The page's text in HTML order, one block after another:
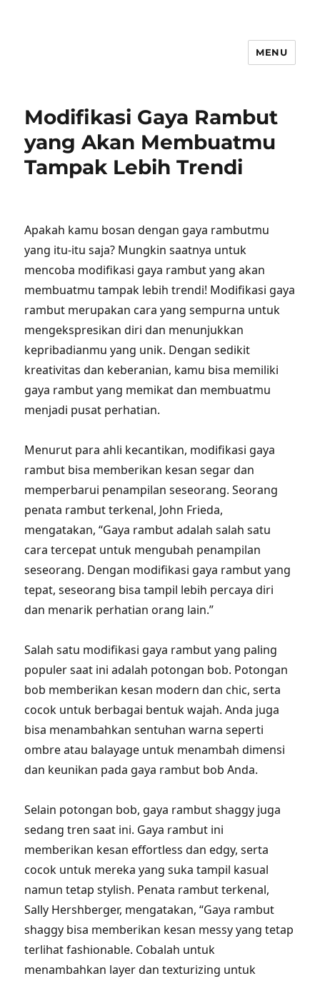
MENU
Modifikasi Gaya Rambut
yang Akan Membuatmu
Tampak Lebih Trendi
Apakah kamu bosan dengan gaya rambutmu
yang itu-itu saja? Mungkin saatnya untuk
mencoba modifikasi gaya rambut yang akan
membuatmu tampak lebih trendi! Modifikasi gaya
rambut merupakan cara yang sempurna untuk
mengekspresikan diri dan menunjukkan
kepribadianmu yang unik. Dengan sedikit
kreativitas dan keberanian, kamu bisa memiliki
gaya rambut yang memikat dan membuatmu
menjadi pusat perhatian.
Menurut para ahli kecantikan, modifikasi gaya
rambut bisa memberikan kesan segar dan
memperbarui penampilan seseorang. Seorang
penata rambut terkenal, John Frieda,
mengatakan, “Gaya rambut adalah salah satu
cara tercepat untuk mengubah penampilan
seseorang. Dengan modifikasi gaya rambut yang
tepat, seseorang bisa tampil lebih percaya diri
dan menarik perhatian orang lain.”
Salah satu modifikasi gaya rambut yang paling
populer saat ini adalah potongan bob. Potongan
bob memberikan kesan modern dan chic, serta
cocok untuk berbagai bentuk wajah. Anda juga
bisa menambahkan sentuhan warna seperti
ombre atau balayage untuk menambah dimensi
dan keunikan pada gaya rambut bob Anda.
Selain potongan bob, gaya rambut shaggy juga
sedang tren saat ini. Gaya rambut ini
memberikan kesan effortless dan edgy, serta
cocok untuk mereka yang suka tampil kasual
namun tetap stylish. Penata rambut terkenal,
Sally Hershberger, mengatakan, “Gaya rambut
shaggy bisa memberikan kesan messy yang tetap
terlihat fashionable. Cobalah untuk
menambahkan layer dan texturizing untuk